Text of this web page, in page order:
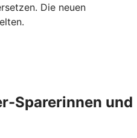
Die neuen
Sparerinnen und